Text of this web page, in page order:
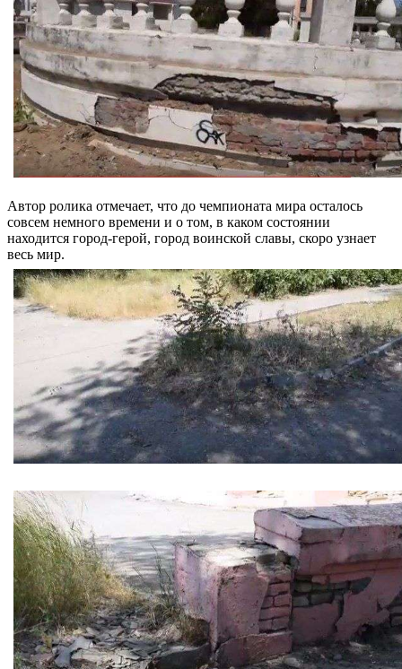
Автор ролика отмечает, что до чемпионата мира осталось
совсем немного времени и о том, в каком состоянии
находится город-герой, город воинской славы, скоро узнает
весь мир.